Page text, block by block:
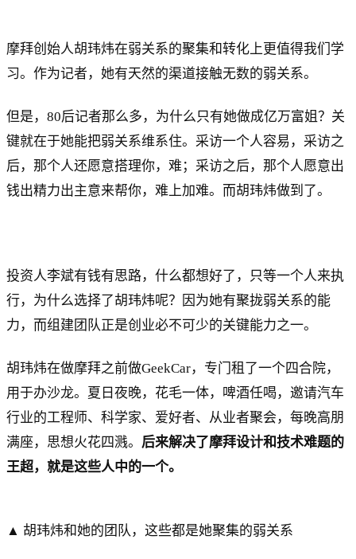
摩拜创始人胡玮炜在弱关系的聚集和转化上更值得我们学
习。作为记者，她有天然的渠道接触无数的弱关系。
但是，80后记者那么多，为什么只有她做成亿万富姐？关
键就在于她能把弱关系维系住。采访一个人容易，采访之
后，那个人还愿意搭理你，难；采访之后，那个人愿意出
钱出精力出主意来帮你，难上加难。而胡玮炜做到了。
投资人李斌有钱有思路，什么都想好了，只等一个人来执
行，为什么选择了胡玮炜呢？因为她有聚拢弱关系的能
力，而组建团队正是创业必不可少的关键能力之一。
胡玮炜在做摩拜之前做GeekCar，专门租了一个四合院，
用于办沙龙。夏日夜晚，花毛一体，啤酒任喝，邀请汽车
行业的工程师、科学家、爱好者、从业者聚会，每晚高朋
满座，思想火花四溅。 后来解决了摩拜设计和技术难题的
王超，就是这些人中的一个。
▲ 胡玮炜和她的团队，这些都是她聚集的弱关系